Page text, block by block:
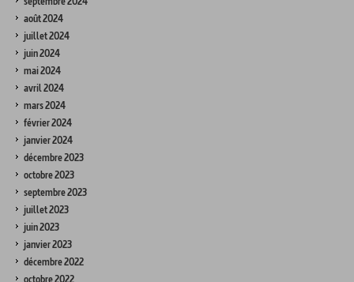
août 2024
juillet 2024
juin 2024
mai 2024
avril 2024
mars 2024
février 2024
janvier 2024
décembre 2023
octobre 2023
septembre 2023
juillet 2023
juin 2023
janvier 2023
décembre 2022